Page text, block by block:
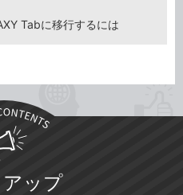
Tabに移行するには
ップ